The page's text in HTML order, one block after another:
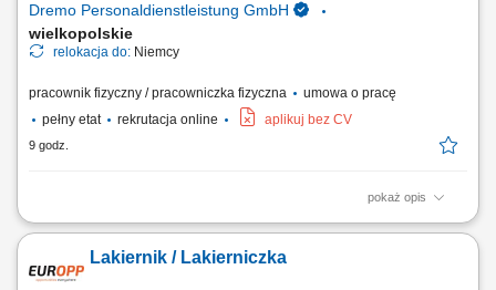
Dremo Personaldienstleistung GmbH
wielkopolskie
relokacja do: Niemcy
pracownik fizyczny / pracowniczka fizyczna
umowa o pracę
pełny etat
rekrutacja online aplikuj bez CV
9 godz.
pokaż opis
Poszukiwani są doświadczeni stolarze do pracy przy produkcji i
stolarskim. Stabilne zatrudnienie i możliwość rozwoju w rzemiośle.
Zakres obowiązków: Przygotowanie i cięcie elementów drewnianych
Lakiernik / Lakierniczka